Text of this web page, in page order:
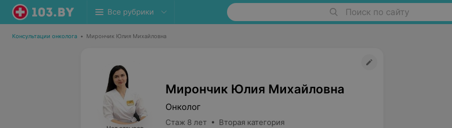
Все рубрики Поиск по сайту
Консультации онколога • Мирончик Юлия Михайловна
Мирончик Юлия Михайловна
Онколог
Стаж 8 лет • Вторая категория